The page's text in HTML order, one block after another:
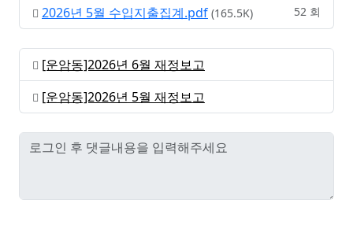
2026년 5월 수입지출집계.pdf (165.5K) 52 회
[운암동]2026년 6월 재정보고
[운암동]2026년 5월 재정보고